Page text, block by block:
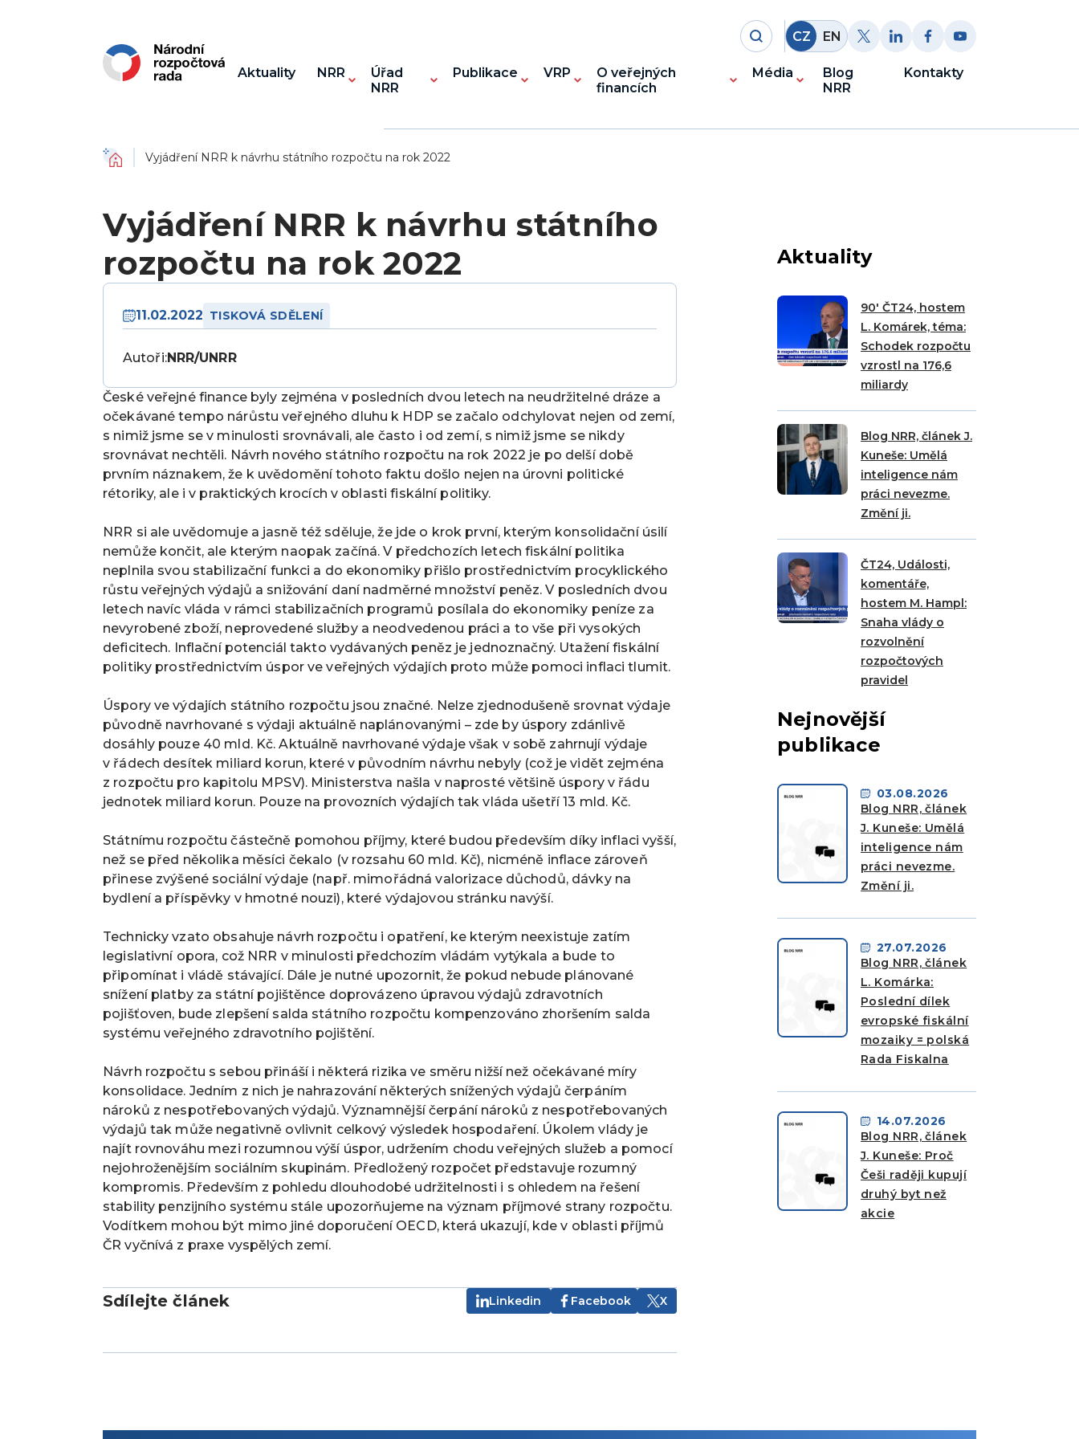
CZ EN
Aktuality NRR
Úřad
NRR
Publikace VRP
O veřejných
financích
Média
Blog
NRR
Kontakty
Domů Vyjádření NRR k návrhu státního rozpočtu na rok 2022
Vyjádření NRR k návrhu státního
rozpočtu na rok 2022
11.02.2022 TISKOVÁ SDĚLENÍ
Autoři:NRR/UNRR
České veřejné finance byly zejména v posledních dvou letech na neudržitelné dráze a
očekávané tempo nárůstu veřejného dluhu k HDP se začalo odchylovat nejen od zemí,
s nimiž jsme se v minulosti srovnávali, ale často i od zemí, s nimiž jsme se nikdy
srovnávat nechtěli. Návrh nového státního rozpočtu na rok 2022 je po delší době
prvním náznakem, že k uvědomění tohoto faktu došlo nejen na úrovni politické
rétoriky, ale i v praktických krocích v oblasti fiskální politiky.
NRR si ale uvědomuje a jasně též sděluje, že jde o krok první, kterým konsolidační úsilí
nemůže končit, ale kterým naopak začíná. V předchozích letech fiskální politika
neplnila svou stabilizační funkci a do ekonomiky přišlo prostřednictvím procyklického
růstu veřejných výdajů a snižování daní nadměrné množství peněz. V posledních dvou
letech navíc vláda v rámci stabilizačních programů posílala do ekonomiky peníze za
nevyrobené zboží, neprovedené služby a neodvedenou práci a to vše při vysokých
deficitech. Inflační potenciál takto vydávaných peněz je jednoznačný. Utažení fiskální
politiky prostřednictvím úspor ve veřejných výdajích proto může pomoci inflaci tlumit.
Úspory ve výdajích státního rozpočtu jsou značné. Nelze zjednodušeně srovnat výdaje
původně navrhované s výdaji aktuálně naplánovanými – zde by úspory zdánlivě
dosáhly pouze 40 mld. Kč. Aktuálně navrhované výdaje však v sobě zahrnují výdaje
v řádech desítek miliard korun, které v původním návrhu nebyly (což je vidět zejména
z rozpočtu pro kapitolu MPSV). Ministerstva našla v naprosté většině úspory v řádu
jednotek miliard korun. Pouze na provozních výdajích tak vláda ušetří 13 mld. Kč.
Státnímu rozpočtu částečně pomohou příjmy, které budou především díky inflaci vyšší,
než se před několika měsíci čekalo (v rozsahu 60 mld. Kč), nicméně inflace zároveň
přinese zvýšené sociální výdaje (např. mimořádná valorizace důchodů, dávky na
bydlení a příspěvky v hmotné nouzi), které výdajovou stránku navýší.
Technicky vzato obsahuje návrh rozpočtu i opatření, ke kterým neexistuje zatím
legislativní opora, což NRR v minulosti předchozím vládám vytýkala a bude to
připomínat i vládě stávající. Dále je nutné upozornit, že pokud nebude plánované
snížení platby za státní pojištěnce doprovázeno úpravou výdajů zdravotních
pojišťoven, bude zlepšení salda státního rozpočtu kompenzováno zhoršením salda
systému veřejného zdravotního pojištění.
Návrh rozpočtu s sebou přináší i některá rizika ve směru nižší než očekávané míry
konsolidace. Jedním z nich je nahrazování některých snížených výdajů čerpáním
nároků z nespotřebovaných výdajů. Významnější čerpání nároků z nespotřebovaných
výdajů tak může negativně ovlivnit celkový výsledek hospodaření. Úkolem vlády je
najít rovnováhu mezi rozumnou výší úspor, udržením chodu veřejných služeb a pomocí
nejohroženějším sociálním skupinám. Předložený rozpočet představuje rozumný
kompromis. Především z pohledu dlouhodobé udržitelnosti i s ohledem na řešení
stability penzijního systému stále upozorňujeme na význam příjmové strany rozpočtu.
Vodítkem mohou být mimo jiné doporučení OECD, která ukazují, kde v oblasti příjmů
ČR vyčnívá z praxe vyspělých zemí.
Sdílejte článek Linkedin Facebook X
Aktuality
90′ ČT24, hostem
L. Komárek, téma:
Schodek rozpočtu
vzrostl na 176,6
miliardy
Blog NRR, článek J.
Kuneše: Umělá
inteligence nám
práci nevezme.
Změní ji.
ČT24, Události,
komentáře,
hostem M. Hampl:
Snaha vlády o
rozvolnění
rozpočtových
pravidel
Nejnovější
publikace
03.08.2026
Blog NRR, článek
J. Kuneše: Umělá
inteligence nám
práci nevezme.
Změní ji.
27.07.2026
Blog NRR, článek
L. Komárka:
Poslední dílek
evropské fiskální
mozaiky = polská
Rada Fiskalna
14.07.2026
Blog NRR, článek
J. Kuneše: Proč
Češi raději kupují
druhý byt než
akcie